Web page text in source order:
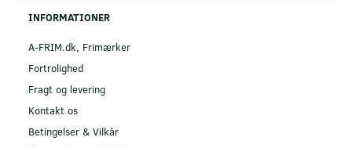
INFORMATIONER
A-FRIM.dk, Frimærker
Fortrolighed
Fragt og levering
Kontakt os
Betingelser & Vilkår